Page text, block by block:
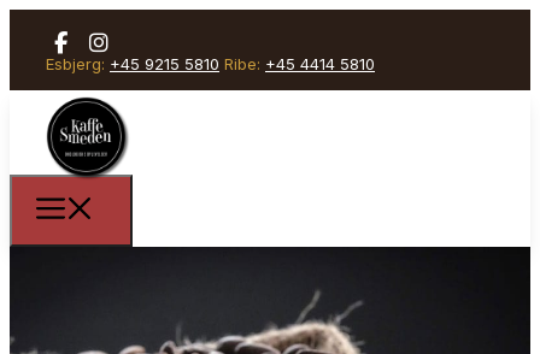
Esbjerg: +45 9215 5810 Ribe: +45 4414 5810